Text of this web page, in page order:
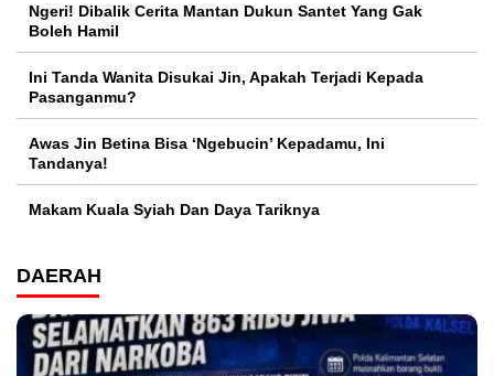
Ngeri! Dibalik Cerita Mantan Dukun Santet Yang Gak
Boleh Hamil
Ini Tanda Wanita Disukai Jin, Apakah Terjadi Kepada
Pasanganmu?
Awas Jin Betina Bisa ‘Ngebucin’ Kepadamu, Ini
Tandanya!
Makam Kuala Syiah Dan Daya Tariknya
DAERAH